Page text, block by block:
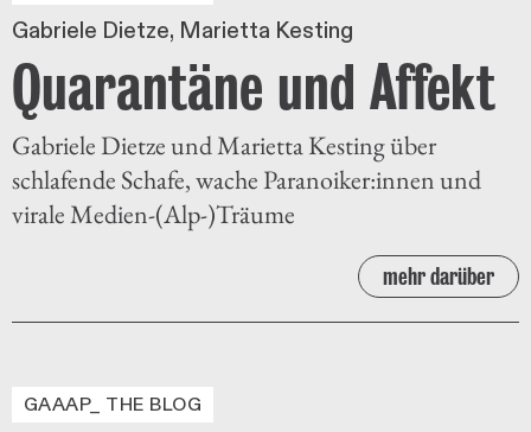
Gabriele Dietze Marietta Kesting
Quarantäne und Affekt
Gabriele Dietze und Marietta Kesting über
schlafende Schafe, wache Paranoiker:innen und
virale Medien-(Alp-)Träume
mehr darüber
GAAAP_ THE BLOG